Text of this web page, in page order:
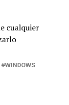
cualquier
WINDOWS